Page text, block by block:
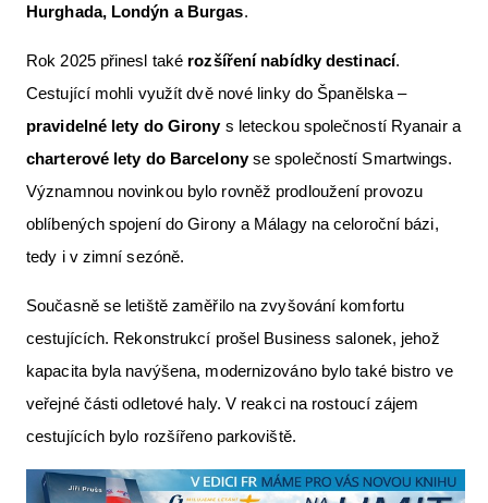
Hurghada, Londýn a Burgas.
Rok 2025 přinesl také rozšíření nabídky destinací.
Cestující mohli využít dvě nové linky do Španělska –
pravidelné lety do Gironys leteckou společností Ryanair a
charterové lety do Barcelonyse společností Smartwings.
Významnou novinkou bylo rovněž prodloužení provozu
oblíbených spojení do Girony a Málagy na celoroční bázi,
tedy i v zimní sezóně.
Současně se letiště zaměřilo na zvyšování komfortu
cestujících. Rekonstrukcí prošel Business salonek, jehož
kapacita byla navýšena, modernizováno bylo také bistro ve
veřejné části odletové haly. V reakci na rostoucí zájem
cestujících bylo rozšířeno parkoviště.